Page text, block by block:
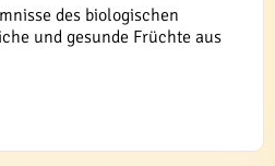
des biologischen
und gesunde Früchte aus